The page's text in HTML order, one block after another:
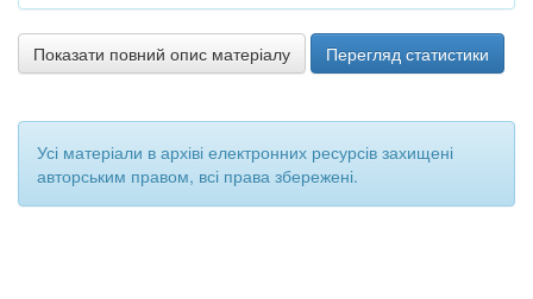
Показати повний опис матеріалу Перегляд статистики
Усі матеріали в архіві електронних ресурсів захищені
авторським правом, всі права збережені.